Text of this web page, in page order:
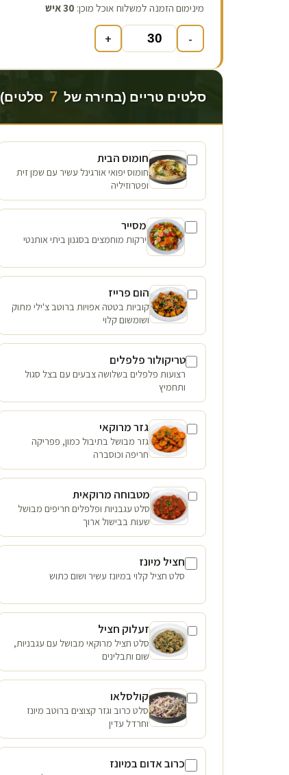
מינימום הזמנה למשלוח אוכל מוכן: 30איש
-
+
סלטים טריים (בחירה של 7 סלטים)
חומוס הבית
חומוס יפואי אורגינל עשיר עם שמן זית
ופטרוזיליה
מסייר
ירקות מוחמצים בסגנון ביתי אותנטי
הום פרייז
קוביות בטטה אפויות ברוטב צ'ילי מתוק
ושומשום קלוי
טריקולור פלפלים
רצועות פלפלים בשלושה צבעים עם בצל סגול
ותחמיץ
גזר מרוקאי
גזר מבושל בתיבול כמון, פפריקה
חריפה וכוסברה
מטבוחה מרוקאית
סלט עגבניות ופלפלים חריפים מבושל
שעות בבישול ארוך
חציל מיונז
סלט חציל קלוי במיונז עשיר ושום כתוש
זעלוק חציל
סלט חציל מרוקאי מבושל עם עגבניות,
שום ותבלינים
קולסלאו
סלט כרוב וגזר קצוצים ברוטב מיונז
וחרדל עדין
כרוב אדום במיונז